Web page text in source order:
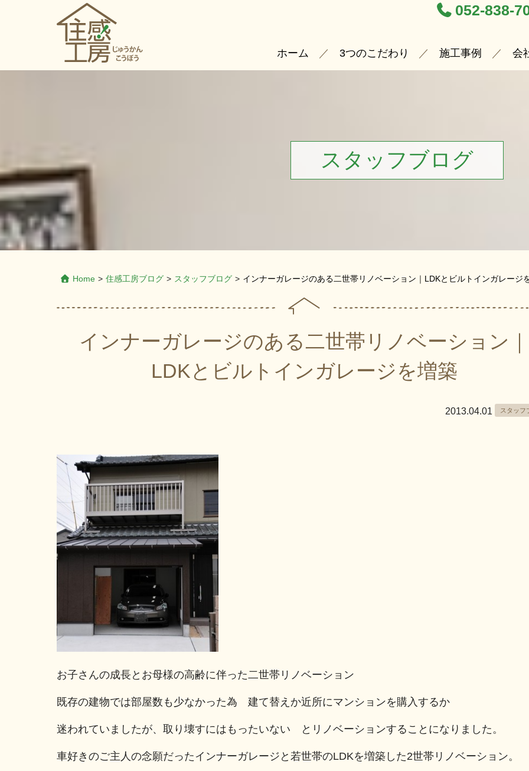
052-838-
ホーム 3つのこだわり 施工事例 会
スタッフブログ
Home > 住感工房ブログ > スタッフブログ > インナーガレージのある二世帯リノベーション｜LDKとビルトインガレージ
インナーガレージのある二世帯リノベーション｜
LDKとビルトインガレージを増築
2013.04.01 スタッフ
お子さんの成長とお母様の高齢に伴った二世帯リノベーション
既存の建物では部屋数も少なかった為 建て替えか近所にマンションを購入するか
迷われていましたが、取り壊すにはもったいない とリノベーションすることになりました。
車好きのご主人の念願だったインナーガレージと若世帯のLDKを増築した2世帯リノベーション。